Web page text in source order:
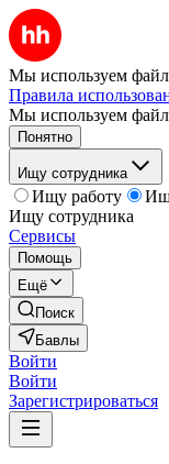
Мы используем
Правила
Мы используем
Понятно
Ищу сотрудника
Ищу работу
Ищу сотрудника
Сервисы
Помощь
Ещё
Поиск
Бавлы
Войти
Войти
Зарегистрироваться